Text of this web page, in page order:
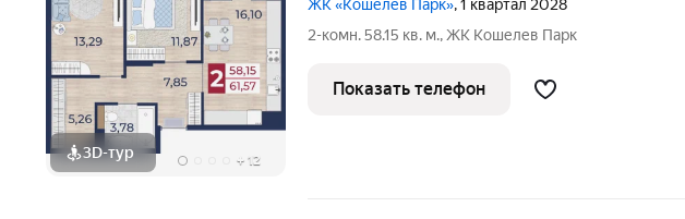
3D-тур + 12
ЖК «Кошелев Парк», 1 квартал 2028
2-комн. 58.15 кв. м., ЖК Кошелев Парк
Показать телефон